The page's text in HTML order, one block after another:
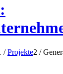
/ Projekte2 /